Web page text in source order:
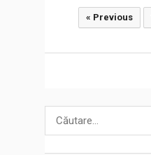
Paginație
articole
« Previous
Caută
după: